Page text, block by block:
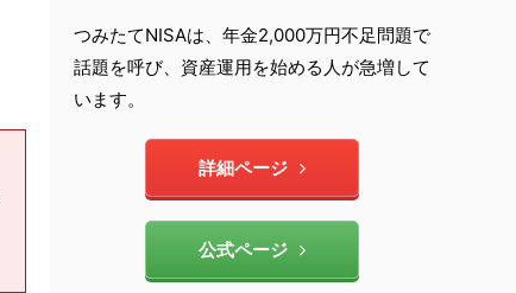
つみたてNISAは、年金2,000万円不足問題で
話題を呼び、資産運用を始める人が急増して
います。
詳細ページ
公式ページ